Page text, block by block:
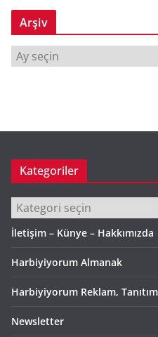
Arşiv
r
Kategoriler
Kategoriler
İletişim – Künye – Hakkımızda
Harbiyiyorum Almanak
Harbiyiyorum Reklam,
Newsletter